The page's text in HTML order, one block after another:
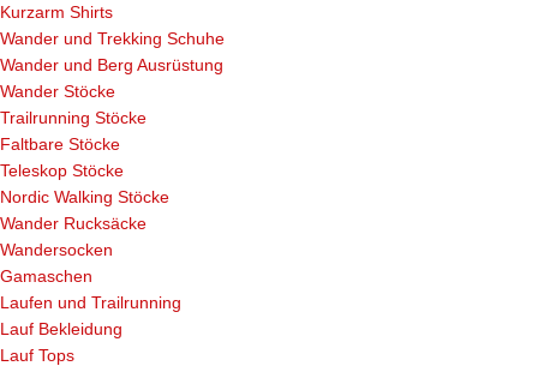
Kurzarm Shirts
Wander und Trekking Schuhe
Wander und Berg Ausrüstung
Wander Stöcke
Trailrunning Stöcke
Faltbare Stöcke
Teleskop Stöcke
Nordic Walking Stöcke
Wander Rucksäcke
Wandersocken
Gamaschen
Laufen und Trailrunning
Lauf Bekleidung
Lauf Tops